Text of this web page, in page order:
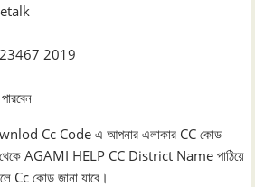
2019
Cc Code এ আপনার এলাকার CC কোড
AGAMI HELP CC District Name পাঠিয়ে
Cc কোড জানা যাবে।